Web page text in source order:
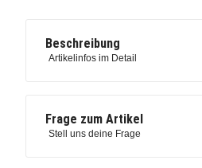
Beschreibung
Artikelinfos im Detail
Frage zum Artikel
Stell uns deine Frage